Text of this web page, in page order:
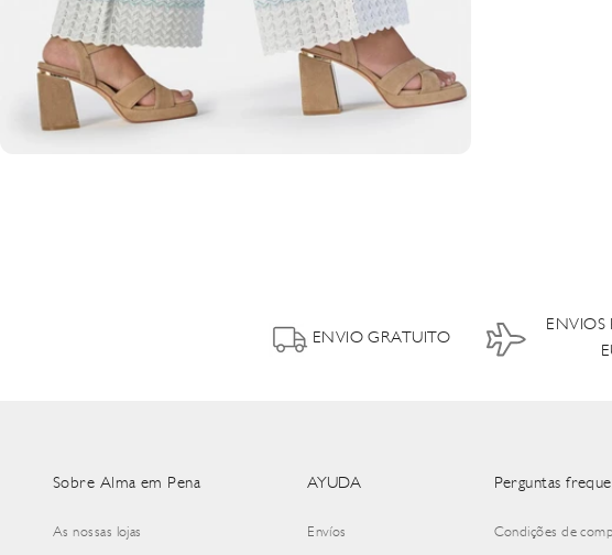
ENVIO GRATUITO
ENVIOS
Sobre Alma em Pena
As nossas lojas
AYUDA
Envíos
Perguntas
Condições de